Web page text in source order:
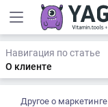
Навигация по статье
О клиенте
Другое о маркетинге